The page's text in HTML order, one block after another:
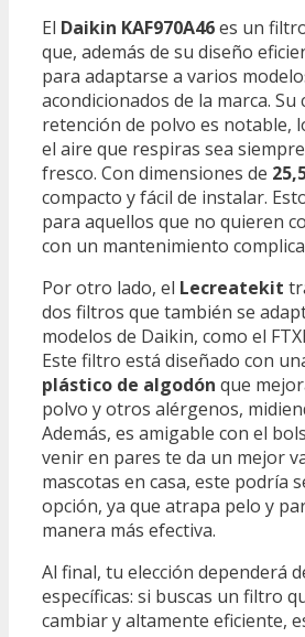
El Daikin KAF970A46es un
que, además de su diseño
para adaptarse a varios
acondicionados de la marca. Su
retención de polvo es notable,
el aire que respiras sea
fresco. Con dimensiones de
compacto y fácil de instalar.
para aquellos que no quieren
con un mantenimiento
Por otro lado, el Lecreatekit
dos filtros que también se
modelos de Daikin, como el
Este filtro está diseñado con
plástico de algodón que
polvo y otros alérgenos,
Además, es amigable con el
venir en pares te da un mejor
mascotas en casa, este podría
opción, ya que atrapa pelo y
manera más efectiva.
Al final, tu elección dependerá
específicas: si buscas un filtro
cambiar y altamente eficiente,